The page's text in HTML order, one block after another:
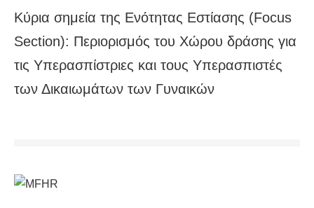
Κύρια σημεία της Ενότητας Εστίασης (Focus
Section): Περιορισμός του Χώρου δράσης για
τις Υπερασπίστριες και τους Υπερασπιστές
των Δικαιωμάτων των Γυναικών